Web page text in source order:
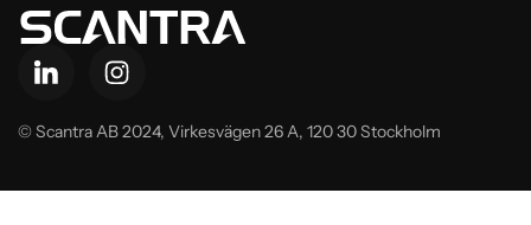
© Scantra AB 2024, Virkesvägen 26 A, 120 30 Stockholm